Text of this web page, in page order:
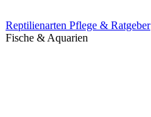
Reptilienarten Pflege & Ratgeber
Fische & Aquarien